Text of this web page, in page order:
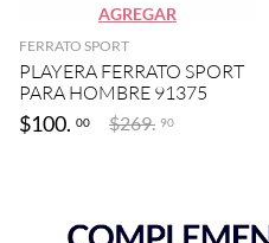
AGREGAR
FERRATO SPORT
PLAYERA FERRATO SPORT
PARA HOMBRE 91375
$100. 00 $269. 90